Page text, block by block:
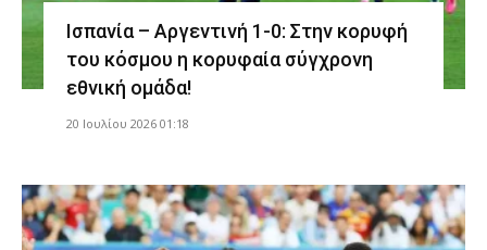
Ισπανία – Αργεντινή 1-0: Στην κορυφή
του κόσμου η κορυφαία σύγχρονη
εθνική ομάδα!
20 Ιουλίου 2026 01:18